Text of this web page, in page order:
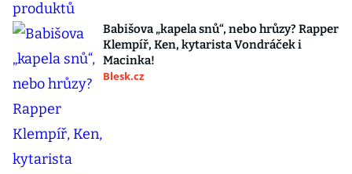
Babišova „kapela snů“, nebo hrůzy? Rapper
Klempíř, Ken, kytarista Vondráček i
Macinka!
Blesk.cz